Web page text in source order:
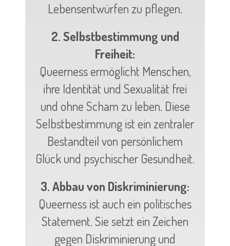
Lebensentwürfen zu pflegen.
2. Selbstbestimmung und
Freiheit:
Queerness ermöglicht Menschen,
ihre Identität und Sexualität frei
und ohne Scham zu leben. Diese
Selbstbestimmung ist ein zentraler
Bestandteil von persönlichem
Glück und psychischer Gesundheit.
3. Abbau von Diskriminierung:
Queerness ist auch ein politisches
Statement. Sie setzt ein Zeichen
gegen Diskriminierung und